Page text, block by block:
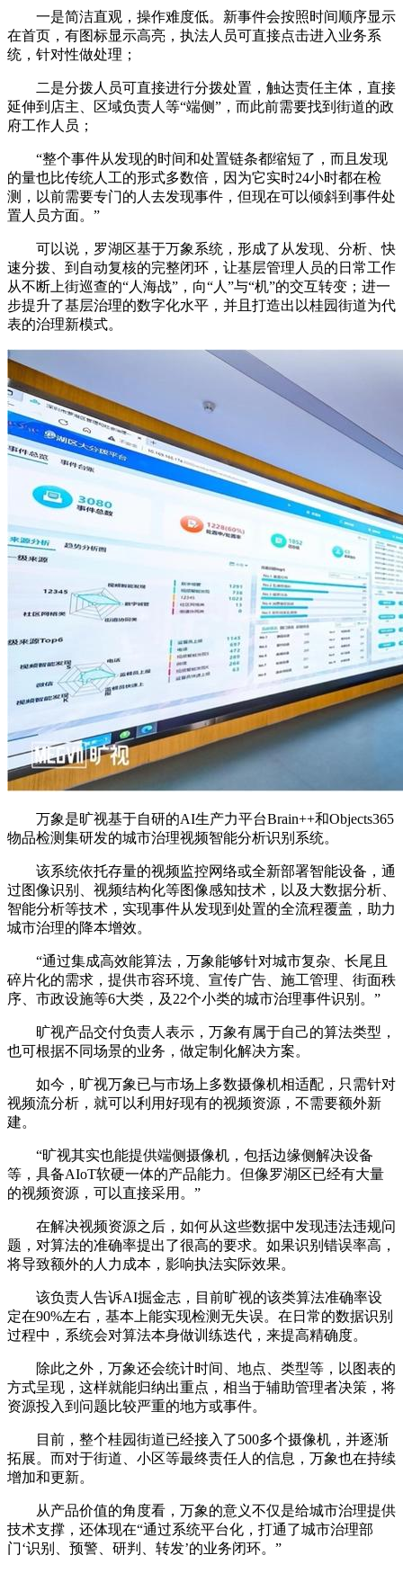
一是简洁直观，操作难度低。新事件会按照时间顺序显示
在首页，有图标显示高亮，执法人员可直接点击进入业务系
统，针对性做处理；
二是分拨人员可直接进行分拨处置，触达责任主体，直接
延伸到店主、区域负责人等“端侧”，而此前需要找到街道的政
府工作人员；
“整个事件从发现的时间和处置链条都缩短了，而且发现
的量也比传统人工的形式多数倍，因为它实时24小时都在检
测，以前需要专门的人去发现事件，但现在可以倾斜到事件处
置人员方面。”
可以说，罗湖区基于万象系统，形成了从发现、分析、快
速分拨、到自动复核的完整闭环，让基层管理人员的日常工作
从不断上街巡查的“人海战”，向“人”与“机”的交互转变；进一
步提升了基层治理的数字化水平，并且打造出以桂园街道为代
表的治理新模式。
万象是旷视基于自研的AI生产力平台Brain++和Objects365
物品检测集研发的城市治理视频智能分析识别系统。
该系统依托存量的视频监控网络或全新部署智能设备，通
过图像识别、视频结构化等图像感知技术，以及大数据分析、
智能分析等技术，实现事件从发现到处置的全流程覆盖，助力
城市治理的降本增效。
“通过集成高效能算法，万象能够针对城市复杂、长尾且
碎片化的需求，提供市容环境、宣传广告、施工管理、街面秩
序、市政设施等6大类，及22个小类的城市治理事件识别。”
旷视产品交付负责人表示，万象有属于自己的算法类型，
也可根据不同场景的业务，做定制化解决方案。
如今，旷视万象已与市场上多数摄像机相适配，只需针对
视频流分析，就可以利用好现有的视频资源，不需要额外新
建。
“旷视其实也能提供端侧摄像机，包括边缘侧解决设备
等，具备AIoT软硬一体的产品能力。但像罗湖区已经有大量
的视频资源，可以直接采用。”
在解决视频资源之后，如何从这些数据中发现违法违规问
题，对算法的准确率提出了很高的要求。如果识别错误率高，
将导致额外的人力成本，影响执法实际效果。
该负责人告诉AI掘金志，目前旷视的该类算法准确率设
定在90%左右，基本上能实现检测无失误。在日常的数据识别
过程中，系统会对算法本身做训练迭代，来提高精确度。
除此之外，万象还会统计时间、地点、类型等，以图表的
方式呈现，这样就能归纳出重点，相当于辅助管理者决策，将
资源投入到问题比较严重的地方或事件。
目前，整个桂园街道已经接入了500多个摄像机，并逐渐
拓展。而对于街道、小区等最终责任人的信息，万象也在持续
增加和更新。
从产品价值的角度看，万象的意义不仅是给城市治理提供
技术支撑，还体现在“通过系统平台化，打通了城市治理部
门‘识别、预警、研判、转发’的业务闭环。”